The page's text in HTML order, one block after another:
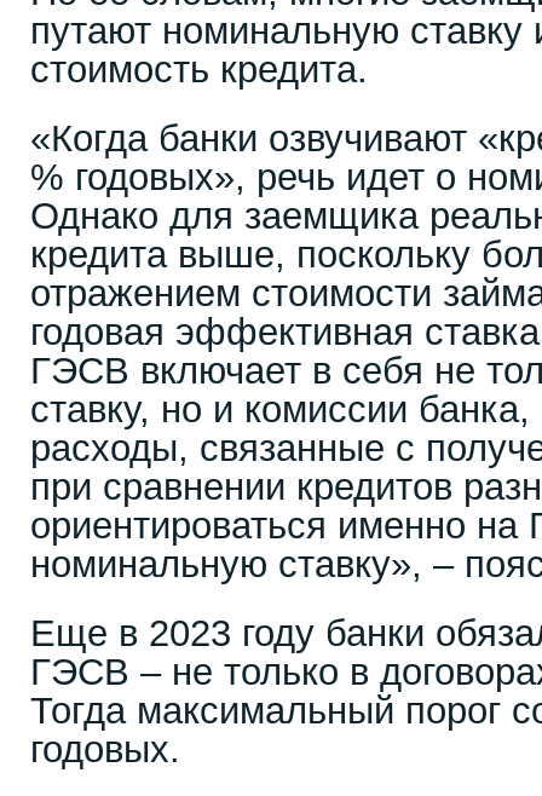
путают номинальную ставку
стоимость кредита.
«Когда банки озвучивают
% годовых», речь идет о
Однако для заемщика
кредита выше, поскольку
отражением стоимости
годовая эффективная
ГЭСВ включает в себя не
ставку, но и комиссии
расходы, связанные с
при сравнении кредитов
ориентироваться именно
номинальную ставку», –
Еще в 2023 году банки
ГЭСВ – не только в
Тогда максимальный порог
годовых.